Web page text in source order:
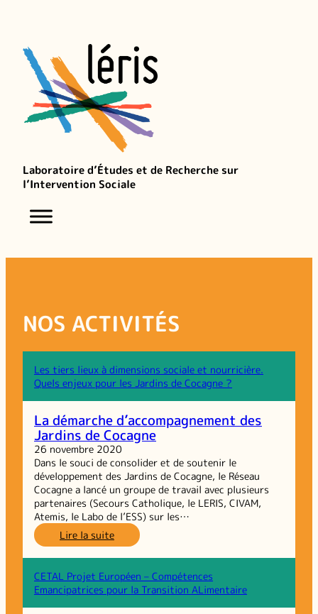
contenu
Laboratoire d’Études et de Recherche sur
l’Intervention Sociale
NOS ACTIVITÉS
Les tiers lieux à dimensions sociale et nourricière.
Quels enjeux pour les Jardins de Cocagne ?
La démarche d’accompagnement des
Jardins de Cocagne
26 novembre 2020
Dans le souci de consolider et de soutenir le
développement des Jardins de Cocagne, le Réseau
Cocagne a lancé un groupe de travail avec plusieurs
partenaires (Secours Catholique, le LERIS, CIVAM,
Atemis, le Labo de l’ESS) sur les…
Lire la suite:
La
démarche
d’accompagnement
des
CETAL Projet Européen – Compétences
Emancipatrices pour la Transition ALimentaire